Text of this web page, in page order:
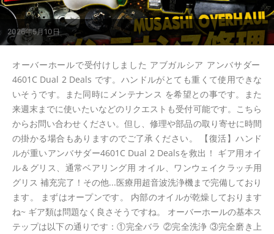
2026年5月10日
オーバーホールで受付けしました アブガルシア アンバサダー
4601C Dual 2 Deals です。ハンドルがとても重くて使用できな
いそうです。また同時にメンテナンス を希望との事です。また
来週末までに使いたいなどのリクエストも受付可能です。こちら
からお問い合わせください。但し、修理や部品の取り寄せに時間
の掛かる場合もありますのでご了承ください。 【復活】ハンド
ルが重いアンバサダー4601C Dual 2 Dealsを救出！ ギア用オイ
ル＆グリス、通常ベアリング用 オイル、ワンウェイクラッチ用
グリス 補充完了！その他...医療用超音波洗浄機まで完備しており
ます。 まずはオープンです。 内部のオイルが乾燥しております
ね~ ギア類は問題なく良さそうですね。 オーバーホールの基本ス
テップは以下の通りです：①完全バラ ②完全洗浄 ③完全磨き上